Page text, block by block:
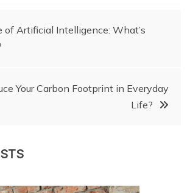
of Artificial Intelligence: What’s
Your Carbon Footprint in Everyday
Life?